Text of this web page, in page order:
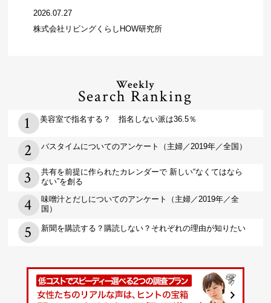
2026.07.27
株式会社リビングくらしHOW研究所
Weekly
Search Ranking
美容室で指名する？ 指名しない派は36.5％
バスタイムについてのアンケート（主婦／2019年／全国）
共有を前提に作られたカレンダーで 新しい“なくてはなら
ない”を創る
味噌汁とだしについてのアンケート（主婦／2019年／全
国）
新聞を購読する？購読しない？それぞれの理由が知りたい